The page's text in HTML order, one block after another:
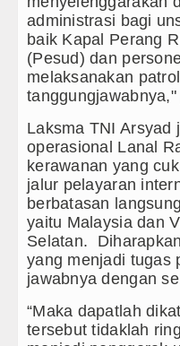
administrasi bagi
baik Kapal Perang
(Pesud) dan
melaksanakan
Laksma TNI Arsyad
operasional Lanal
kerawanan yang
jalur pelayaran
berbatasan
yaitu Malaysia dan
Selatan.
yang menjadi tugas
jawabnya dengan
“Maka dapatlah
tersebut tidaklah